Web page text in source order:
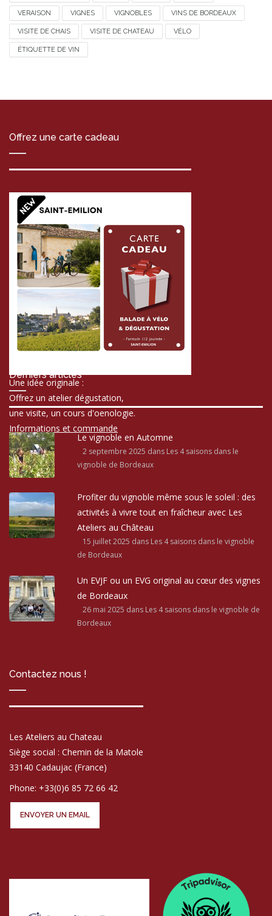
VERAISON VIGNES VIGNOBLES VINS DE BORDEAUX
VISITE DE CHAIS VISITE DE CHATEAU VÉLO
ÉTIQUETTE DE VIN
Offrez une carte cadeau
Une idée originale :
Offrez un atelier dégustation,
une visite, un cours d'oenologie.
Informations et commande
Derniers articles
Le vignoble en Automne
2 septembre 2025 dans Les 4 saisons dans le
vignoble de Bordeaux
Profiter du vignoble même sous le soleil : des
activités à vivre tout en fraîcheur avec Les
Ateliers au Château
15 juillet 2025 dans Les 4 saisons dans le vignoble
de Bordeaux
Un EVJF ou un EVG original au cœur des vignes
de Bordeaux
26 mai 2025 dans Les 4 saisons dans le vignoble de
Bordeaux
Contactez nous !
Les Ateliers au Chateau
Siège social : Chemin de la Matole
33140 Cadaujac (France)
Phone: +33(0)6 85 72 66 42
ENVOYER UN EMAIL